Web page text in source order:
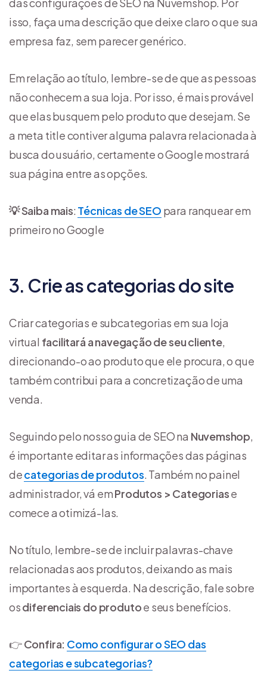
isso, faça uma descrição que deixe claro o que sua
empresa faz, sem parecer genérico.
Em relação ao título, lembre-se de que as pessoas
não conhecem a sua loja. Por isso, é mais provável
que elas busquem pelo produto que desejam. Se
a meta title contiver alguma palavra relacionada à
busca do usuário, certamente o Google mostrará
sua página entre as opções.
💡 Saiba mais: Técnicas de SEO para ranquear em
primeiro no Google
3. Crie as categorias do site
Criar categorias e subcategorias em sua loja
virtual facilitará a navegação de seu cliente,
direcionando-o ao produto que ele procura, o que
também contribui para a concretização de uma
venda.
Seguindo pelo nosso guia de SEO na Nuvemshop,
é importante editar as informações das páginas
decategorias de produtos. Também no painel
administrador, vá emProdutos > Categoriase
comece a otimizá-las.
No título, lembre-se de incluir palavras-chave
relacionadas aos produtos, deixando as mais
importantes à esquerda. Na descrição, fale sobre
osdiferenciais do produtoe seus benefícios.
👉Confira: Como configurar o SEO das
categorias e subcategorias?